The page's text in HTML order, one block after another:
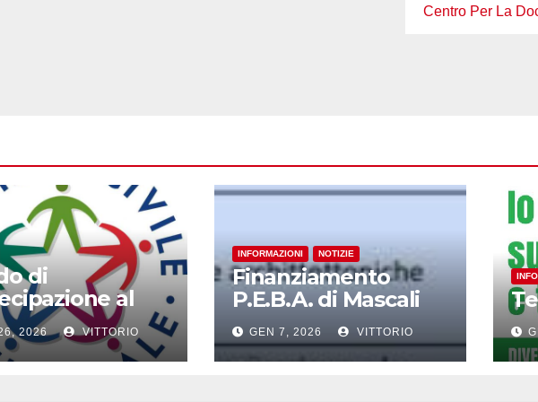
Centro Per La
di
al
di Ponti”
2026 VITTORIO
INFORMAZIONI NOTIZIE
Finanziamento
P.E.B.A. di Mascali
GEN 7, 2026 VITTORIO